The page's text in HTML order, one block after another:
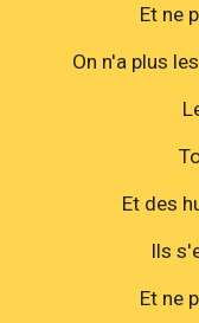
Et ne
On n'a plus
Et des
Ils
Et ne